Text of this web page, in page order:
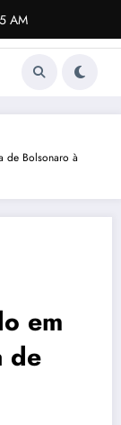
AM
de Bolsonaro à
em
de